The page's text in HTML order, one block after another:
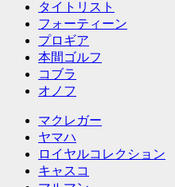
タイトリスト
フォーティーン
プロギア
本間ゴルフ
コブラ
オノフ
マクレガー
ヤマハ
ロイヤルコレクション
キャスコ